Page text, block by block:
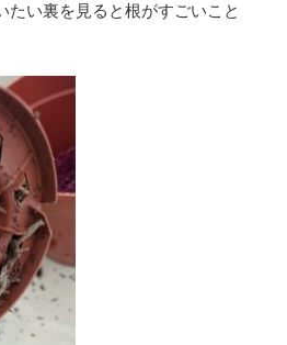
たい裏を見ると根がすごいこと